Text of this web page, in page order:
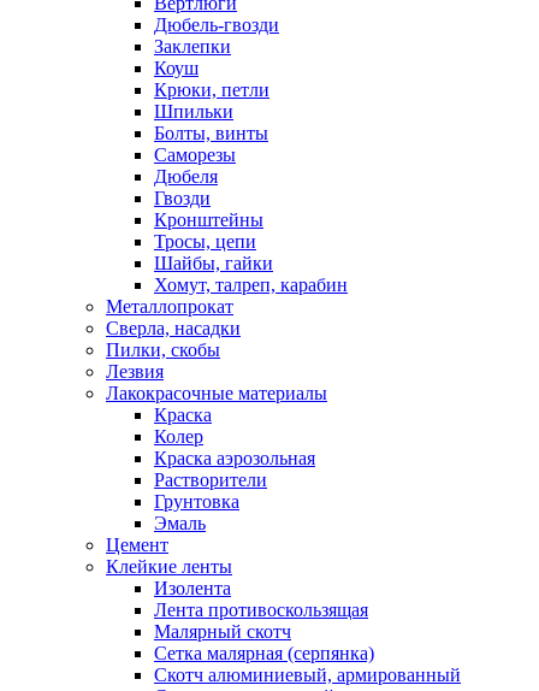
Дюбель-гвозди
Заклепки
Коуш
Крюки, петли
Шпильки
Болты, винты
Саморезы
Дюбеля
Гвозди
Кронштейны
Тросы, цепи
Шайбы, гайки
Хомут, талреп, карабин
Металлопрокат
Сверла, насадки
Пилки, скобы
Лезвия
Лакокрасочные материалы
Краска
Колер
Краска аэрозольная
Растворители
Грунтовка
Эмаль
Цемент
Клейкие ленты
Изолента
Лента противоскользящая
Малярный скотч
Сетка малярная (серпянка)
Скотч алюминиевый, армированный